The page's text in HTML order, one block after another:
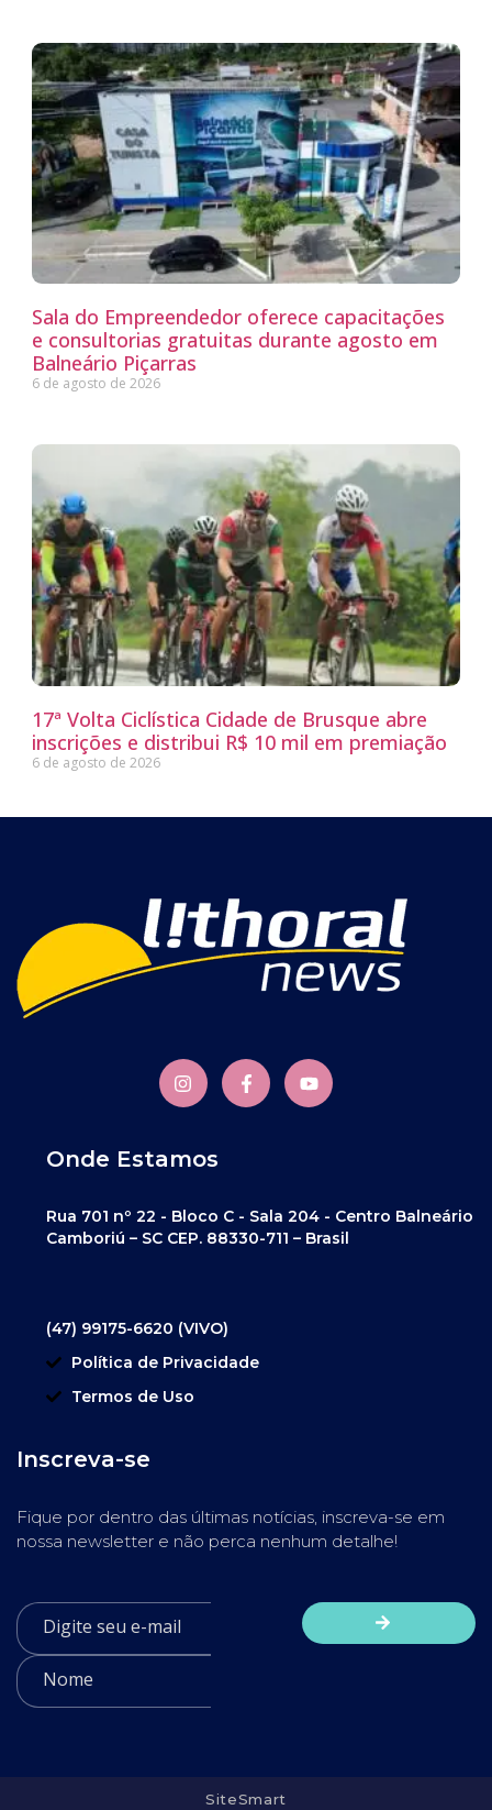
Sala do Empreendedor oferece capacitações
e consultorias gratuitas durante agosto em
Balneário Piçarras
6 de agosto de 2026
17ª Volta Ciclística Cidade de Brusque abre
inscrições e distribui R$ 10 mil em premiação
6 de agosto de 2026
Onde Estamos
Rua 701 nº 22 - Bloco C - Sala 204 - Centro Balneário
Camboriú – SC CEP. 88330-711 – Brasil
(47) 99175-6620 (VIVO)
Política de Privacidade
Termos de Uso
Inscreva-se
Fique por dentro das últimas notícias, inscreva-se em
nossa newsletter e não perca nenhum detalhe!
SiteSmart